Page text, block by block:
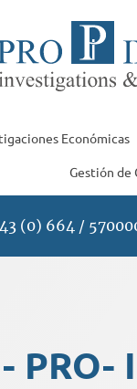
Económicas
Gestión de
(0) 664 /
PRO-